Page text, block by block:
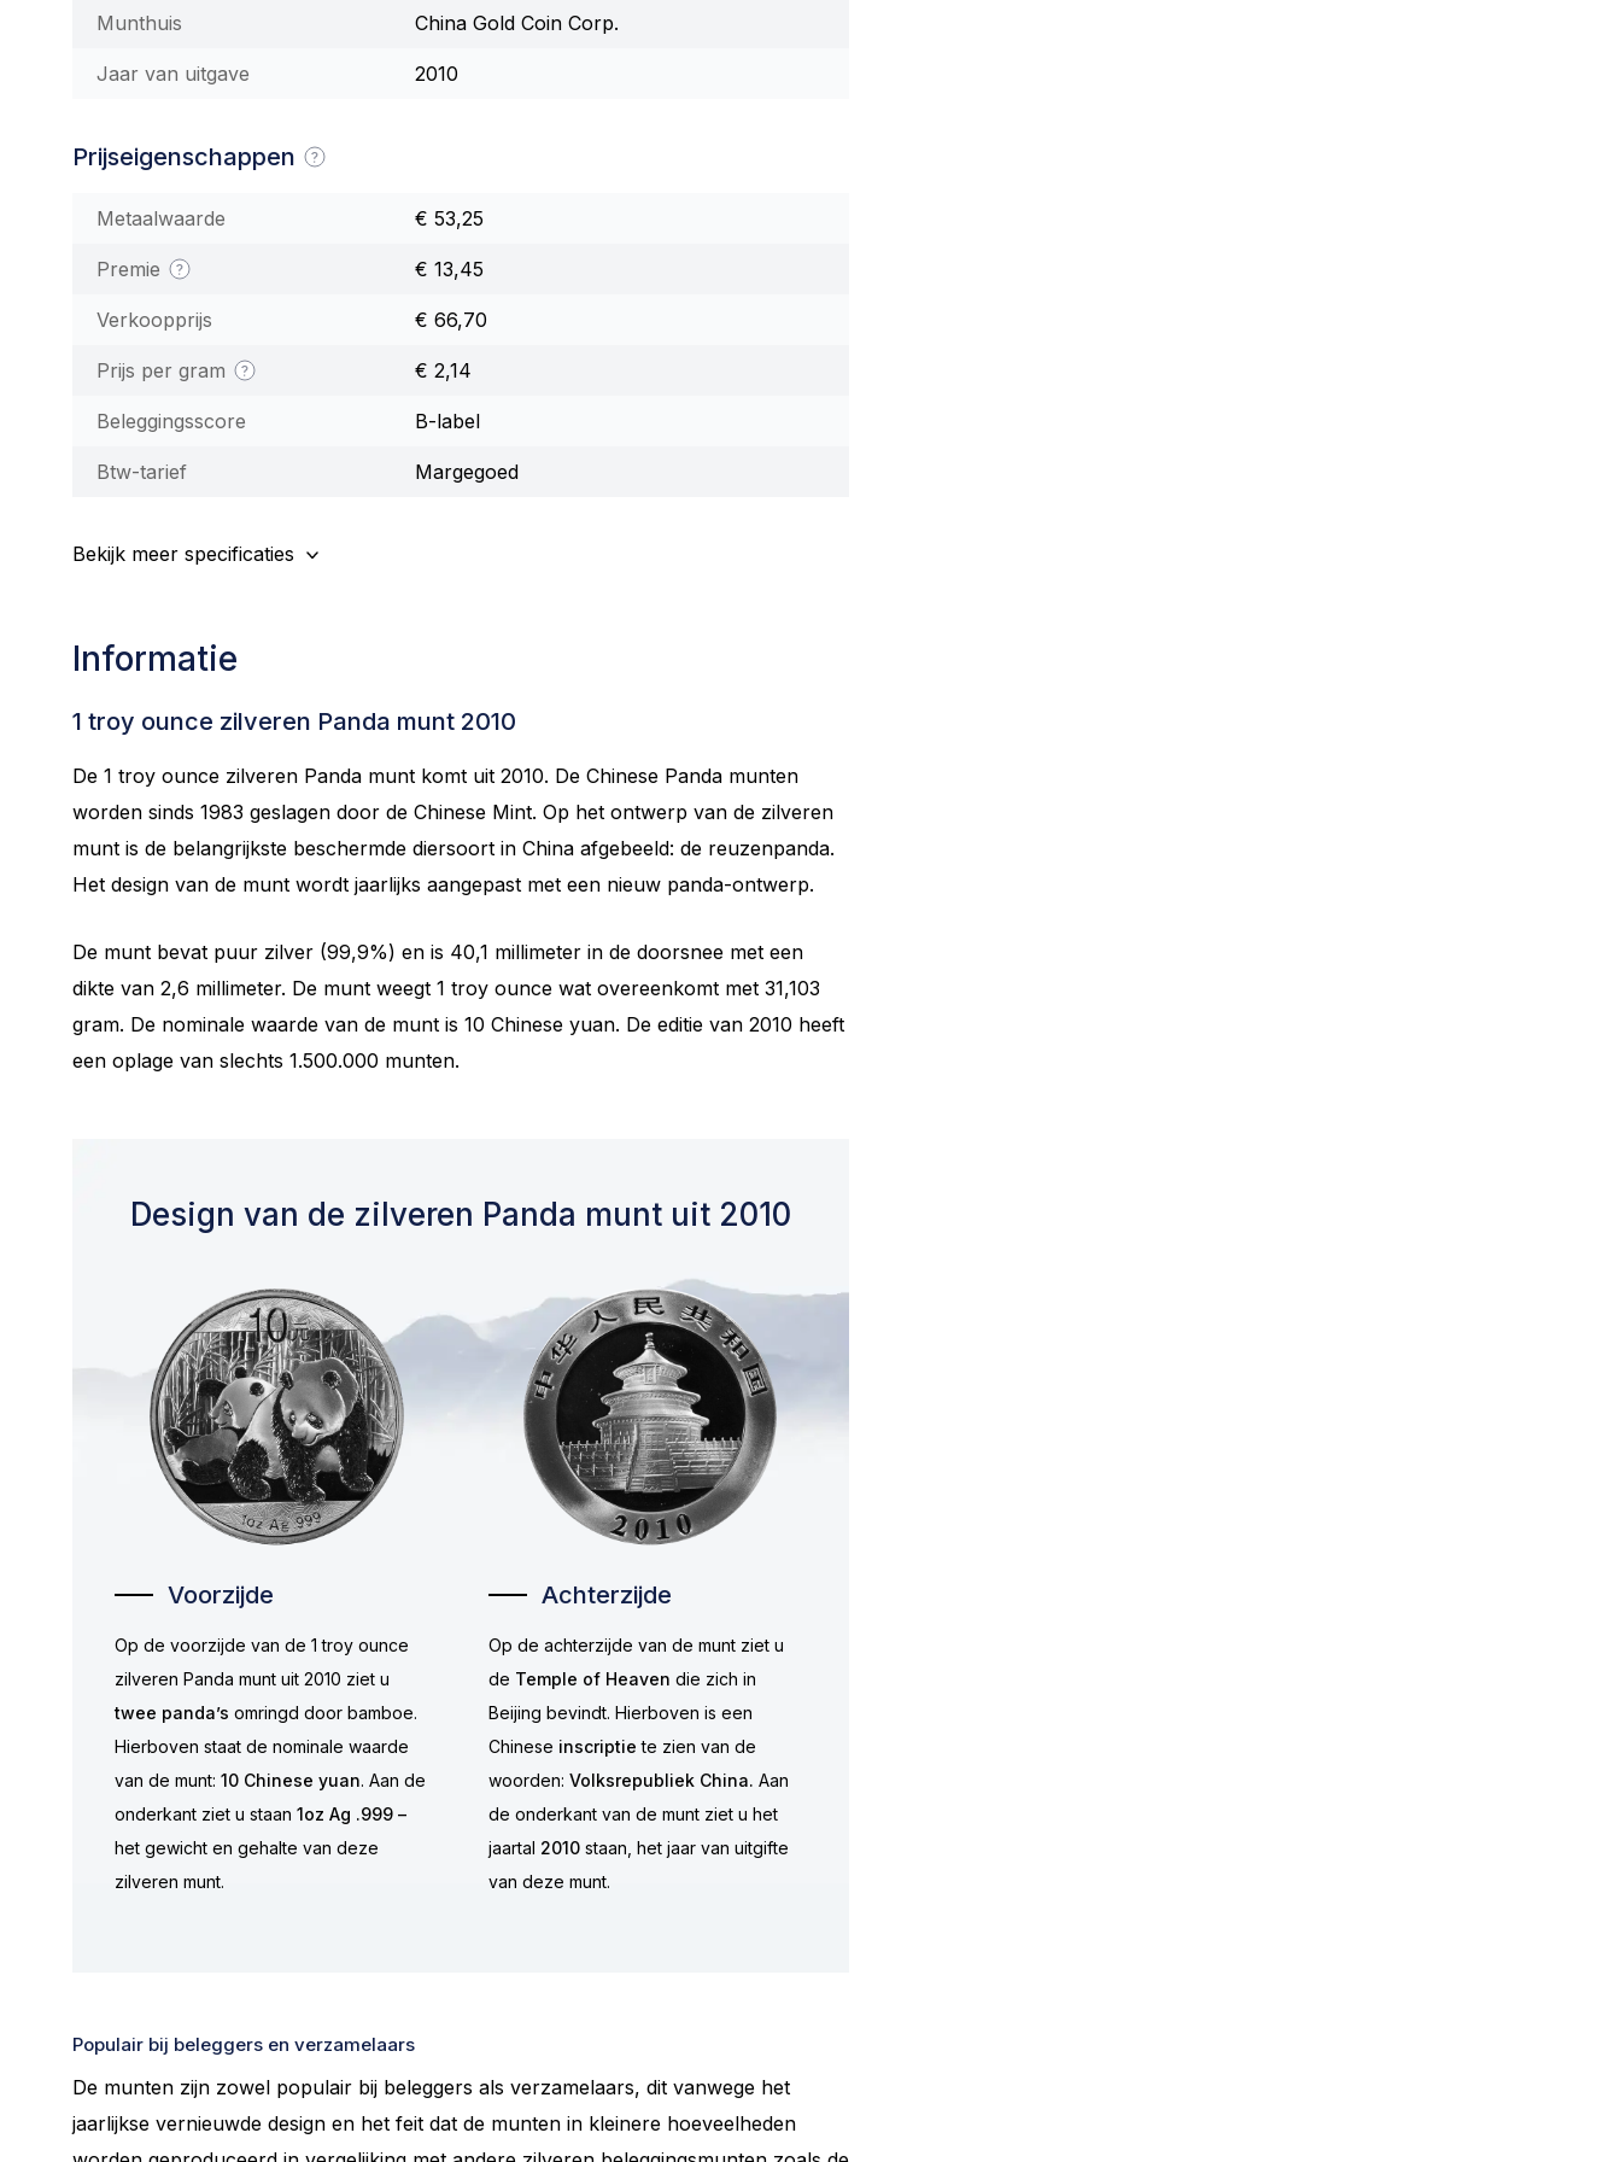
Munthuis China Gold Coin Corp.
Jaar van uitgave 2010
Prijseigenschappen
Metaalwaarde € 53,25
Premie € 13,45
Verkoopprijs € 66,70
Prijs per gram € 2,14
Beleggingsscore B-label
Btw-tarief Margegoed
Bekijk meer specificaties
Informatie
1 troy ounce zilveren Panda munt 2010
De 1 troy ounce zilveren Panda munt komt uit 2010. De Chinese Panda munten
worden sinds 1983 geslagen door de Chinese Mint. Op het ontwerp van de zilveren
munt is de belangrijkste beschermde diersoort in China afgebeeld: de reuzenpanda.
Het design van de munt wordt jaarlijks aangepast met een nieuw panda-ontwerp.
De munt bevat puur zilver (99,9%) en is 40,1 millimeter in de doorsnee met een
dikte van 2,6 millimeter. De munt weegt 1 troy ounce wat overeenkomt met 31,103
gram. De nominale waarde van de munt is 10 Chinese yuan. De editie van 2010 heeft
een oplage van slechts 1.500.000 munten.
Design van de zilveren Panda munt uit 2010
Voorzijde
Op de voorzijde van de 1 troy ounce
zilveren Panda munt uit 2010 ziet u
twee panda’s omringd door bamboe.
Hierboven staat de nominale waarde
van de munt: 10 Chinese yuan. Aan de
onderkant ziet u staan 1oz Ag .999 –
het gewicht en gehalte van deze
zilveren munt.
Achterzijde
Op de achterzijde van de munt ziet u
de Temple of Heaven die zich in
Beijing bevindt. Hierboven is een
Chinese inscriptie te zien van de
woorden: Volksrepubliek China. Aan
de onderkant van de munt ziet u het
jaartal 2010staan, het jaar van uitgifte
van deze munt.
Populair bij beleggers en verzamelaars
De munten zijn zowel populair bij beleggers als verzamelaars, dit vanwege het
jaarlijkse vernieuwde design en het feit dat de munten in kleinere hoeveelheden